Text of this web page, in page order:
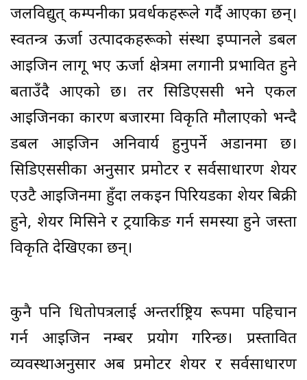
जलविद्युत् कम्पनीका प्रवर्धकहरूले गर्दै आएका छन्।
स्वतन्त्र ऊर्जा उत्पादकहरूको संस्था इप्पानले डबल
आइजिन लागू भए ऊर्जा क्षेत्रमा लगानी प्रभावित हुने
बताउँदै आएको छ। तर सिडिएससी भने एकल
आइजिनका कारण बजारमा विकृति मौलाएको भन्दै
डबल आइजिन अनिवार्य हुनुपर्ने अडानमा छ।
सिडिएससीका अनुसार प्रमोटर र सर्वसाधारण शेयर
एउटै आइजिनमा हुँदा लकइन पिरियडका शेयर बिक्री
हुने, शेयर मिसिने र ट्रयाकिङ गर्न समस्या हुने जस्ता
विकृति देखिएका छन्।
कुनै पनि धितोपत्रलाई अन्तर्राष्ट्रिय रूपमा पहिचान
गर्न आइजिन नम्बर प्रयोग गरिन्छ। प्रस्तावित
व्यवस्थाअनुसार अब प्रमोटर शेयर र सर्वसाधारण